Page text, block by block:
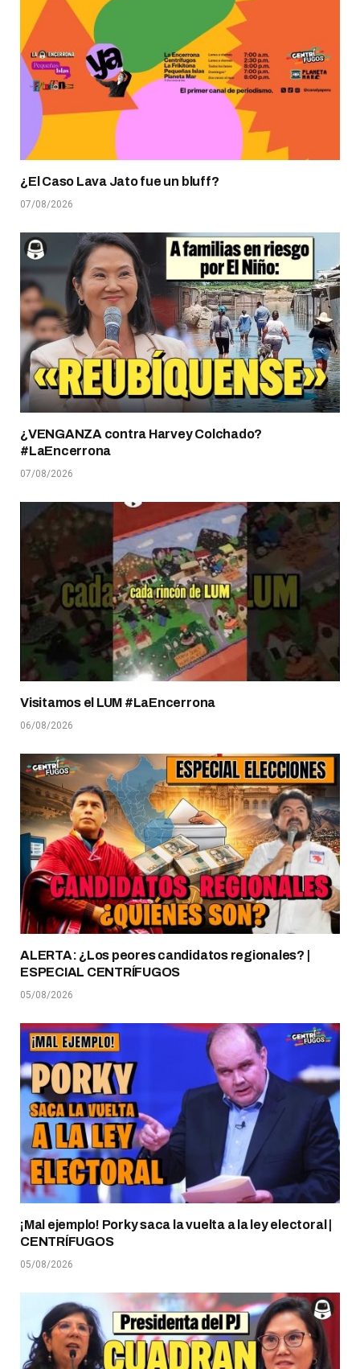
¿El Caso Lava Jato fue un bluff?
07/08/2026
¿VENGANZA contra Harvey Colchado?
#LaEncerrona
07/08/2026
Visitamos el LUM #LaEncerrona
06/08/2026
ALERTA: ¿Los peores candidatos regionales? |
ESPECIAL CENTRÍFUGOS
05/08/2026
¡Mal ejemplo! Porky saca la vuelta a la ley electoral |
CENTRÍFUGOS
05/08/2026